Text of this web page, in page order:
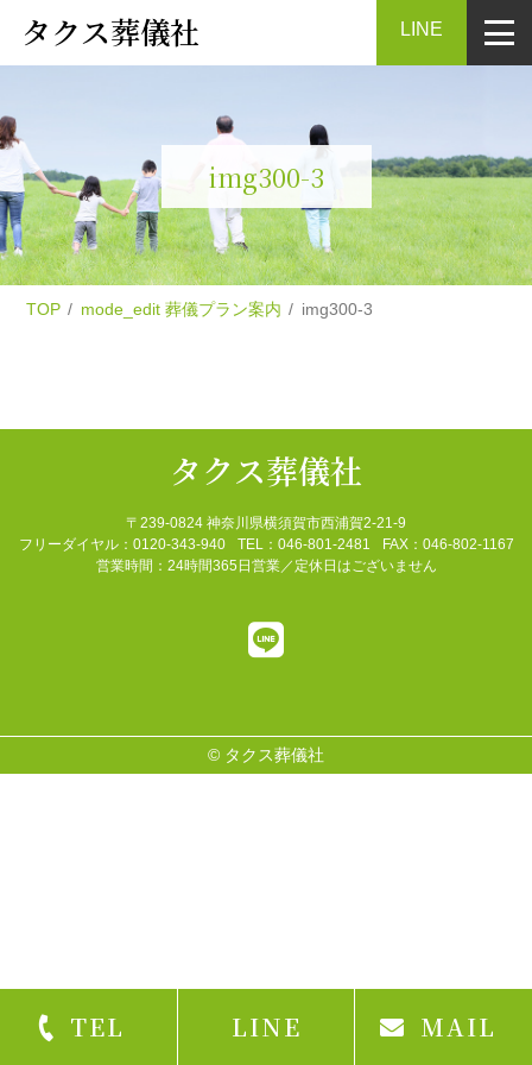
タクス葬儀社 LINE
img300-3
TOP mode_edit葬儀プラン案内 img300-3
TEL LINE MAIL
タクス葬儀社
〒239-0824 神奈川県横須賀市西浦賀2-21-9
フリーダイヤル：0120-343-940
TEL：046-801-2481
FAX：046-802-1167
営業時間：24時間365日営業／定休日はございません
© タクス葬儀社